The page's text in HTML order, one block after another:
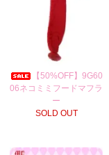
【50%OFF】9G60
06ネコミミフードマフラ
ー
SOLD OUT